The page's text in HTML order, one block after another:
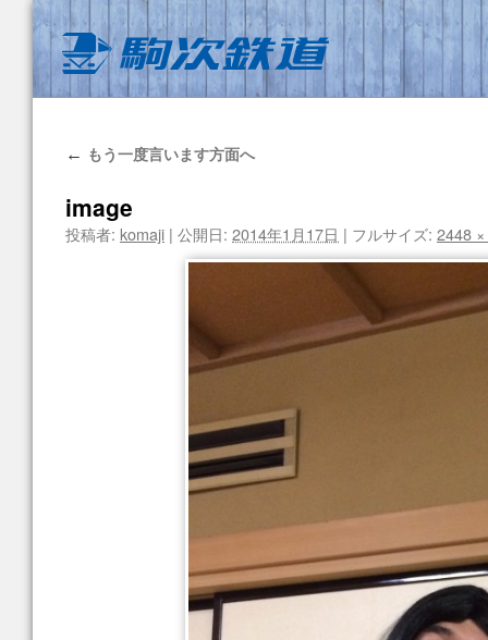
← もう一度言います方面へ
image
投稿者: komaji | 公開日: 2014年1月17日 | フルサイズ: 2448